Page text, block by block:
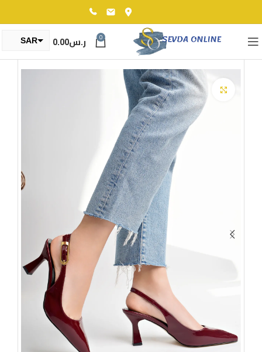
0 ر.س0.00
SAR
TRY
Click to enlarge